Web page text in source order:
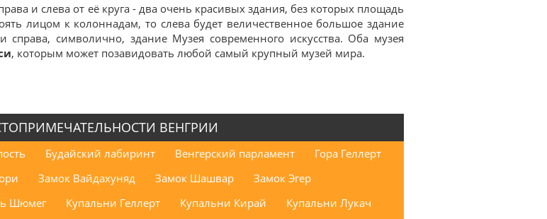
и слева от её круга - два очень красивых здания, без которых площадь
лицом к колоннадам, то слева будет величественное большое здание
справа, символично, здание Музея современного искусства. Оба музея
, которым может позавидовать любой самый крупный музей мира.
ВЕНГРИИ
Будайский лабиринт Венгерский парламент
Гора Геллерт
Замок Вайдахуняд Замок Шашвар
Замок Эгер
Шюмег Купальни Геллерт Купальни Кирай
Купальни Лукач